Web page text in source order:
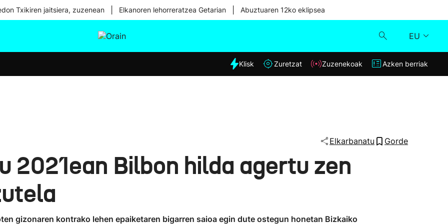
Txikiren jaitsiera, zuzenean Elkanoren lehorreratzea Getarian Abuztuaren 12ko eklipsea
EU
Eguraldia
Klisk
Klisk Zuretzat Zuzenekoak Azken berriak
Elkarbanatu Gorde
2021ean Bilbon hilda agertu zen
gizonaren kontrako lehen epaiketaren bigarren saioa egin dute ostegun honetan Bizkaiko